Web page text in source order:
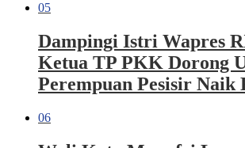
05
Dampingi Istri Wapres
Ketua TP PKK Dorong
Perempuan Pesisir Naik
06